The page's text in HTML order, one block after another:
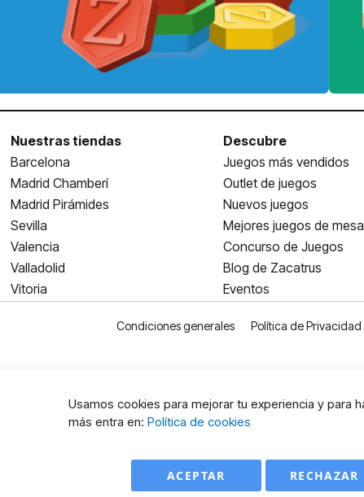
Nuestras tiendas
Barcelona
Madrid Chamberí
Madrid Pirámides
Sevilla
Valencia
Valladolid
Vitoria
Descubre
Juegos más vendidos
Outlet de juegos
Nuevos juegos
Mejores juegos de mesa
Concurso de Juegos
Blog de Zacatrus
Eventos
Condiciones generales Política de Privacidad
Usamos cookies para mejorar tu experiencia y para
más entra en: Política de cookies
ACEPTAR RECHAZAR